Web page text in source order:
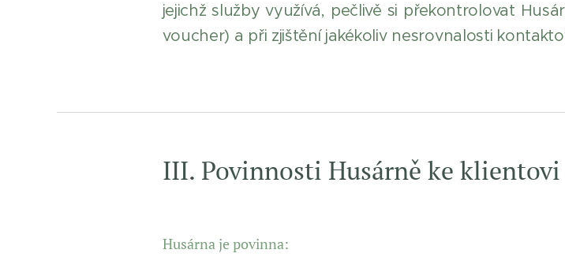
jejichž služby využívá, pečlivě si překontrolovat
voucher) a při zjištění jakékoliv nesrovnalosti
III. Povinnosti Husárně ke klientovi
Husárna je povinna: